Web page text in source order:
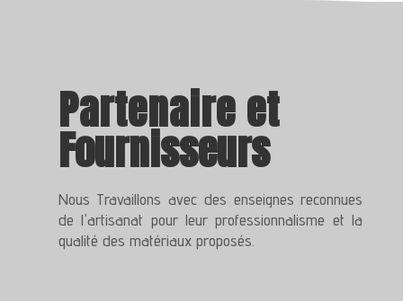
Partenaireet
Fournisseurs
Nous Travaillons avec des enseignes reconnues
de l'artisanat pour leur professionnalisme et la
qualité des matériaux proposés.